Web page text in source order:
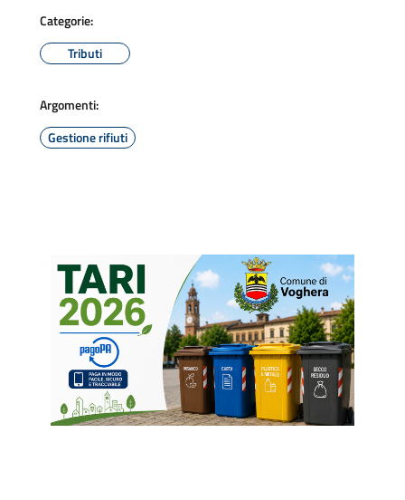
Categorie:
Tributi
Argomenti:
Gestione rifiuti